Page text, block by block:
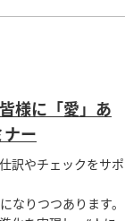
様に「愛」あ
ナー
訳やチェックをサポ
なりつつあります。